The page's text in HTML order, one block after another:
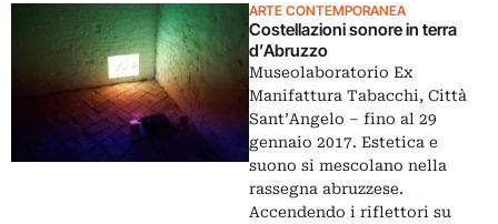
ARTE CONTEMPORANEA
Costellazioni sonore in terra
d’Abruzzo
Museolaboratorio Ex
Manifattura Tabacchi, Città
Sant’Angelo – fino al 29
gennaio 2017. Estetica e
suono si mescolano nella
rassegna abruzzese.
Accendendo i riflettori su